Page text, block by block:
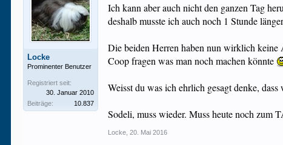
Locke
Prominenter Benutzer
Registriert seit:
30. Januar 2010
Beiträge:
10.837
Ich kann aber auch nicht den ganzen Tag
deshalb musste ich auch noch 1 Stunde
Die beiden Herren haben nun wirklich
Coop fragen was man noch machen könnte
Weisst du was ich ehrlich gesagt denke,
Sodeli, muss wieder. Muss heute noch zum
Locke 20. Mai 2016